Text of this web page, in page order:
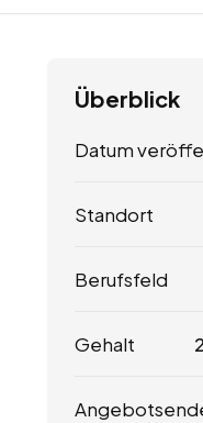
Überblick
Datum
Standort
Berufsfeld
Gehalt